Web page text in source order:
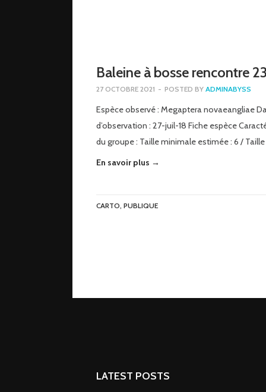
Baleine à bosse rencontre 23
27 OCTOBRE 2021 - POSTED BY ADMINABYSS
Espèce observé : Megaptera novaeangliae
d’observation : 27-juil-18 Fiche espèce
du groupe : Taille minimale estimée : 6 /
En savoir plus →
CARTO, PUBLIQUE
LATEST POSTS